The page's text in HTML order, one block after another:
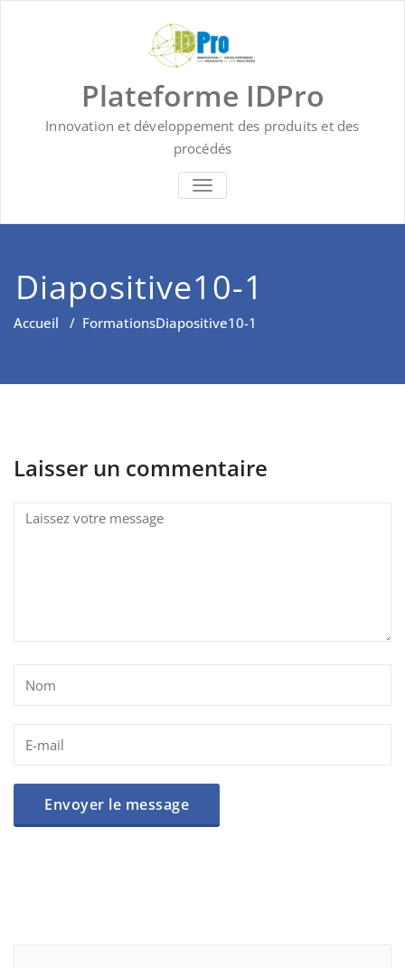
Plateforme IDPro
Innovation et développement des produits et des
procédés
BASCULER LA NAVIGATION
Diapositive10-1
Accueil / FormationsDiapositive10-1
Laisser un commentaire